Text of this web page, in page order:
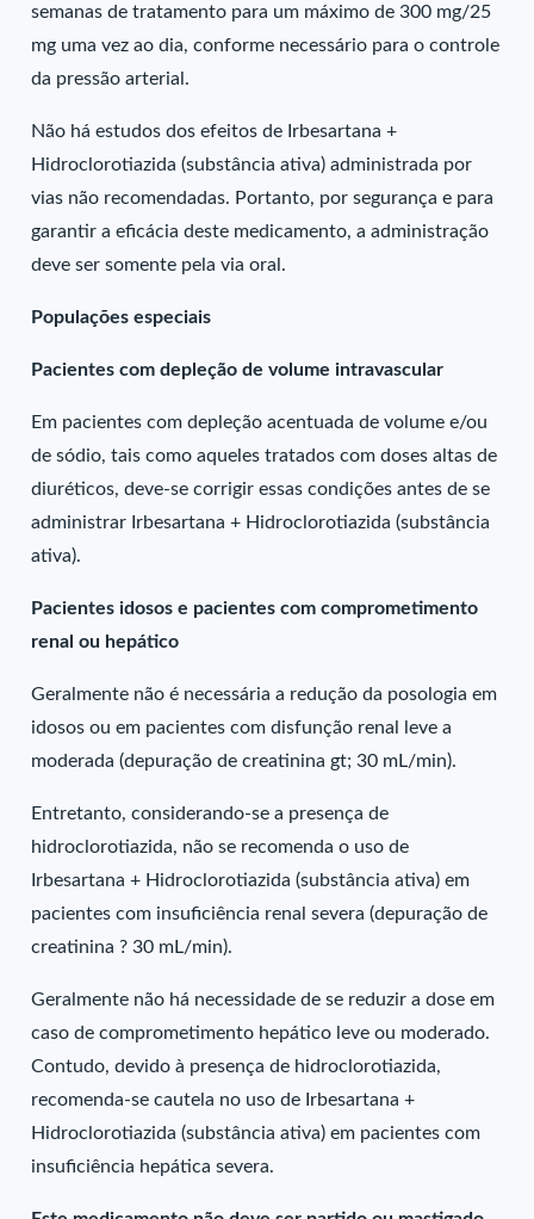
semanas de tratamento para um máximo de 300 mg/25
mg uma vez ao dia, conforme necessário para o controle
da pressão arterial.
Não há estudos dos efeitos de Irbesartana +
Hidroclorotiazida (substância ativa) administrada por
vias não recomendadas. Portanto, por segurança e para
garantir a eficácia deste medicamento, a administração
deve ser somente pela via oral.
Populações especiais
Pacientes com depleção de volume intravascular
Em pacientes com depleção acentuada de volume e/ou
de sódio, tais como aqueles tratados com doses altas de
diuréticos, deve-se corrigir essas condições antes de se
administrar Irbesartana + Hidroclorotiazida (substância
ativa).
Pacientes idosos e pacientes com comprometimento
renal ou hepático
Geralmente não é necessária a redução da posologia em
idosos ou em pacientes com disfunção renal leve a
moderada (depuração de creatinina gt; 30 mL/min).
Entretanto, considerando-se a presença de
hidroclorotiazida, não se recomenda o uso de
Irbesartana + Hidroclorotiazida (substância ativa) em
pacientes com insuficiência renal severa (depuração de
creatinina ? 30 mL/min).
Geralmente não há necessidade de se reduzir a dose em
caso de comprometimento hepático leve ou moderado.
Contudo, devido à presença de hidroclorotiazida,
recomenda-se cautela no uso de Irbesartana +
Hidroclorotiazida (substância ativa) em pacientes com
insuficiência hepática severa.